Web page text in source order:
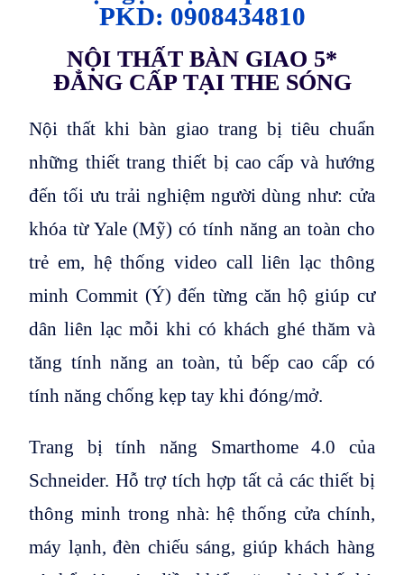
PKD: 0908434810
NỘI THẤT BÀN GIAO 5*
ĐẲNG CẤP TẠI THE SÓNG
Nội thất khi bàn giao trang bị tiêu chuẩn
những thiết trang thiết bị cao cấp và hướng
đến tối ưu trải nghiệm người dùng như: cửa
khóa từ Yale (Mỹ) có tính năng an toàn cho
trẻ em, hệ thống video call liên lạc thông
minh Commit (Ý) đến từng căn hộ giúp cư
dân liên lạc mỗi khi có khách ghé thăm và
tăng tính năng an toàn, tủ bếp cao cấp có
tính năng chống kẹp tay khi đóng/mở.
Trang bị tính năng Smarthome 4.0 của
Schneider. Hỗ trợ tích hợp tất cả các thiết bị
thông minh trong nhà: hệ thống cửa chính,
máy lạnh, đèn chiếu sáng, giúp khách hàng